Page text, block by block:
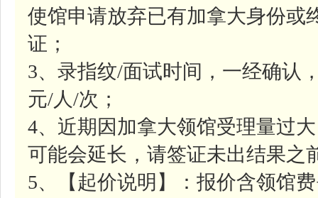
使馆申请放弃已有加拿大身份或
证；
3、录指纹/面试时间，一经确认
元/人/次；
4、近期因加拿大领馆受理量过
可能会延长，请签证未出结果之
5、【起价说明】：报价含领馆